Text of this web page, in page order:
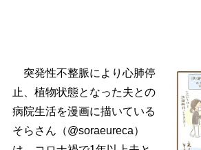
突発性不整脈により心肺停
止、植物状態となった夫との
病院生活を漫画に描いている
そらさん（@soraeureca）